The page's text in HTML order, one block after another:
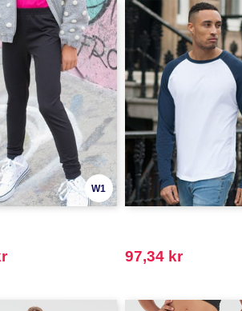
W1
97,34 kr